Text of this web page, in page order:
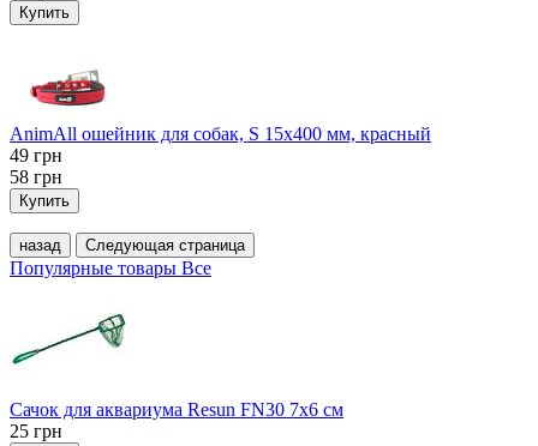
Купить
AnimAll ошейник для собак, S 15х400 мм, красный
49 грн
58 грн
Купить
назад Следующая страница
Популярные товары Все
Сачок для аквариума Resun FN30 7х6 см
25 грн